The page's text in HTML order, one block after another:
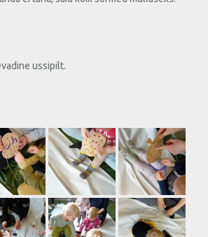
ussipilt.